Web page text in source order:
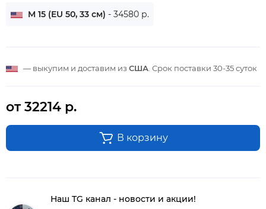
M 15 (EU 50, 33 см) - 34580 р.
— выкупим и доставим из США . Срок поставки 30-35 суток
от 32214 р.
В корзину
Наш TG канал - новости и акции!